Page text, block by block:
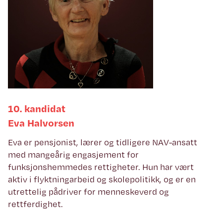
10. kandidat
Eva Halvorsen
Eva er pensjonist, lærer og tidligere NAV-ansatt
med mangeårig engasjement for
funksjonshemmedes rettigheter. Hun har vært
aktiv i flyktningarbeid og skolepolitikk, og er en
utrettelig pådriver for menneskeverd og
rettferdighet.